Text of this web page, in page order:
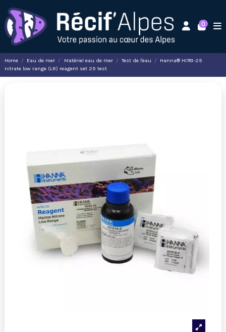
0
Home Eau de mer Matériel eau de mer Test de l'eau
Hanna® HI781-25
nitrate low range (LR) reagent set 25 test